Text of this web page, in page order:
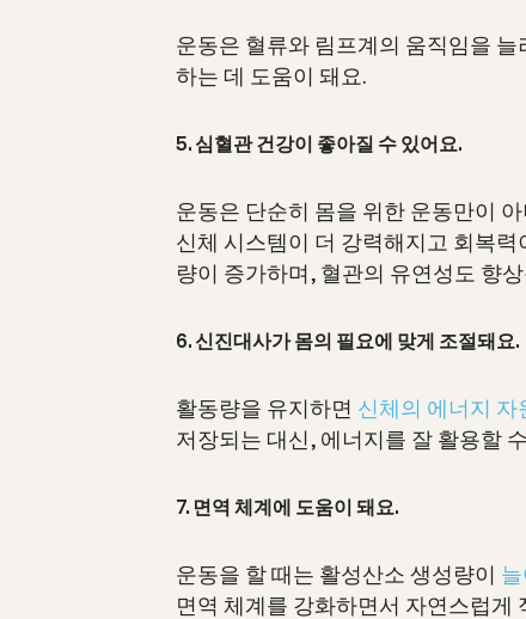
운동은 혈류와 림프계의 움직임을
하는 데 도움이 돼요.
5. 심혈관 건강이 좋아질 수 있어요.
운동은 단순히 몸을 위한 운동만이
신체 시스템이 더 강력해지고 회복
량이 증가하며, 혈관의 유연성도 향
6. 신진대사가 몸의 필요에 맞게 조절돼요.
활동량을 유지하면 신체의 에너지 자
저장되는 대신, 에너지를 잘 활용할
7. 면역 체계에 도움이 돼요.
운동을 할 때는 활성산소 생성량이
면역 체계를 강화하면서 자연스럽게